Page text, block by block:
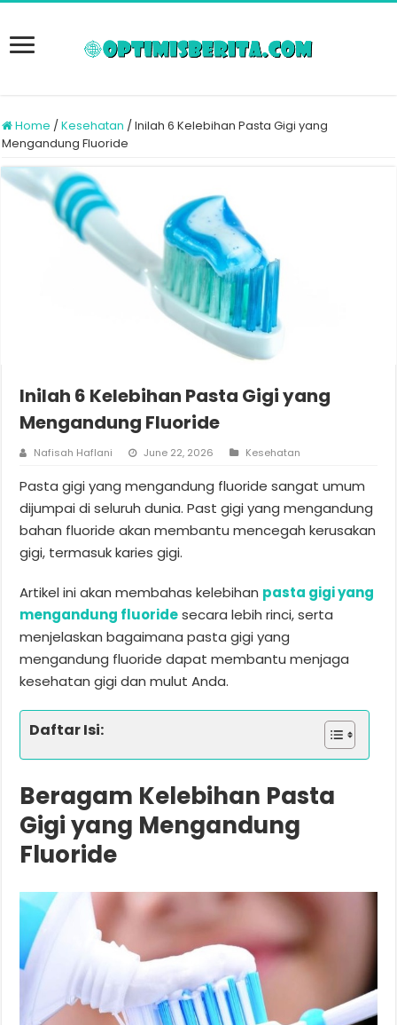
Home /Kesehatan /Inilah 6 Kelebihan Pasta Gigi yang
Mengandung Fluoride
Inilah 6 Kelebihan Pasta Gigi yang
Mengandung Fluoride
Nafisah Haflani June 22, 2026 Kesehatan
Pasta gigi yang mengandung fluoride sangat umum
dijumpai di seluruh dunia. Past gigi yang mengandung
bahan fluoride akan membantu mencegah kerusakan
gigi, termasuk karies gigi.
Artikel ini akan membahas kelebihan pasta gigi yang
mengandung fluoridesecara lebih rinci, serta
menjelaskan bagaimana pasta gigi yang
mengandung fluoride dapat membantu menjaga
kesehatan gigi dan mulut Anda.
Daftar Isi:
Beragam Kelebihan Pasta
Gigi yang Mengandung
Fluoride